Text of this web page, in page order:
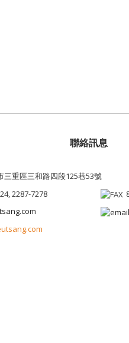
聯絡訊息
三重區三和路四段125巷53號
2287-7278